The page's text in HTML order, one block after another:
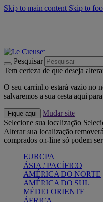
Skip to main content Skip to
Pesquisar
Tem certeza de que deseja
O seu carrinho estará vazio no
salvaremos a sua cesta aqui
Fique aqui
Mudar site
Selecione sua localização
Alterar sua localização
comprados on-line só podem
EUROPA
ÁSIA / PACÍFICO
AMÉRICA DO NORTE
AMÉRICA DO SUL
MÉDIO ORIENTE
ÁFRICA